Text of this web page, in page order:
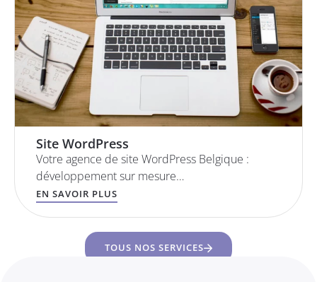
Site WordPress
Votre agence de site WordPress Belgique :
développement sur mesure…
EN SAVOIR PLUS
TOUS NOS SERVICES